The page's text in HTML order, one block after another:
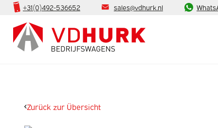
+31(0)492-536652 sales@vdhurk.nl
Zurück zur Übersicht